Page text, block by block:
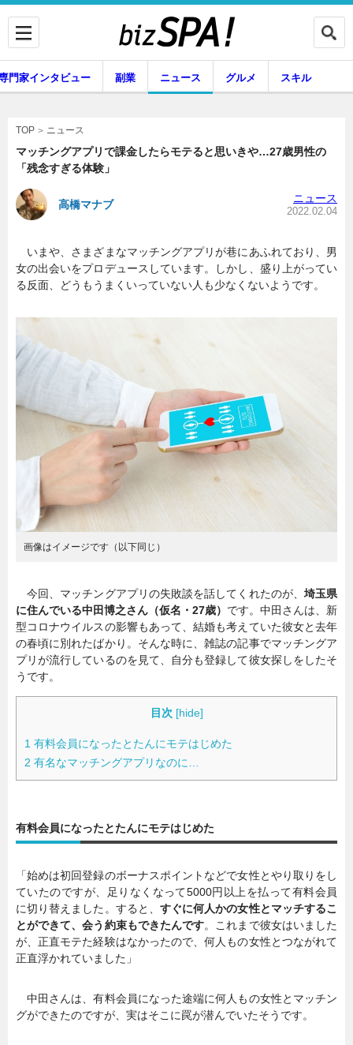
専門家インタビュー
副業 ニュース
グルメ スキル
暮らし
連載一覧
門家インタビュー 副業 ニュース グルメ スキル
TOP ニュース
マッチングアプリで課金したらモテると思いきや…27歳男性の
「残念すぎる体験」
高橋マナブ ニュース
2022.02.04
いまや、さまざまなマッチングアプリが巷にあふれており、男
女の出会いをプロデュースしています。しかし、盛り上がってい
る反面、どうもうまくいっていない人も少なくないようです。
画像はイメージです（以下同じ）
今回、マッチングアプリの失敗談を話してくれたのが、 埼玉県
に住んでいる中田博之さん（仮名・27歳） です。中田さんは、新
型コロナウイルスの影響もあって、結婚も考えていた彼女と去年
の春頃に別れたばかり。そんな時に、雑誌の記事でマッチングア
プリが流行しているのを見て、自分も登録して彼女探しをしたそ
うです。
目次 [hide]
1 有料会員になったとたんにモテはじめた
2 有名なマッチングアプリなのに…
有料会員になったとたんにモテはじめた
「始めは初回登録のボーナスポイントなどで女性とやり取りをし
ていたのですが、足りなくなって5000円以上を払って有料会員
に切り替えました。すると、 すぐに何人かの女性とマッチするこ
とができて、会う約束もできたんです。これまで彼女はいました
が、正直モテた経験はなかったので、何人もの女性とつながれて
正直浮かれていました」
中田さんは、有料会員になった途端に何人もの女性とマッチン
グができたのですが、実はそこに罠が潜んでいたそうです。